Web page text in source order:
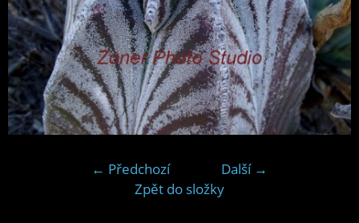
← Předchozí
Další →
Zpět do složky